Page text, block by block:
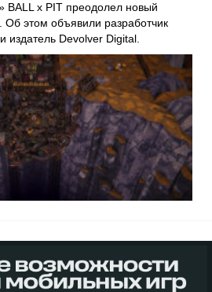
BALL x PIT преодолел новый
этом объявили разработчик
издатель Devolver Digital.